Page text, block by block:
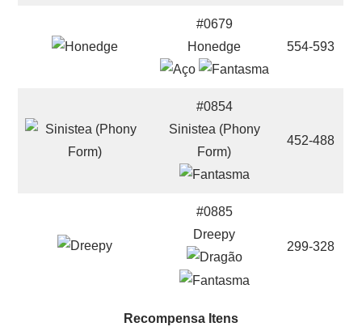
#0679
Honedge
554-593
#0854
Sinistea (Phony
Form)
452-488
#0885
Dreepy
299-328
Recompensa Itens